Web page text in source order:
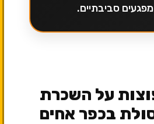
סביבתיים.
על השכרת
בכפר אחים